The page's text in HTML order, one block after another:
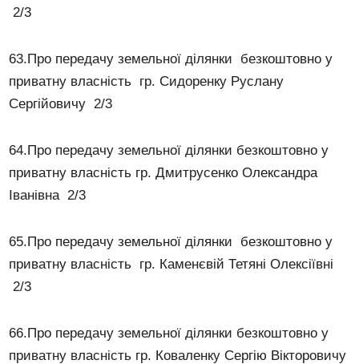
2/3
63.Про передачу земельної ділянки безкоштовно у
приватну власність гр. Сидоренку Руслану
Сергійовичу 2/3
64.Про передачу земельної ділянки безкоштовно у
приватну власність гр. Дмитрусенко Олександра
Іванівна 2/3
65.Про передачу земельної ділянки безкоштовно у
приватну власність гр. Каменєвій Тетяні Олексіївні
2/3
66.Про передачу земельної ділянки безкоштовно у
приватну власність гр. Коваленку Сергію Вікторовичу